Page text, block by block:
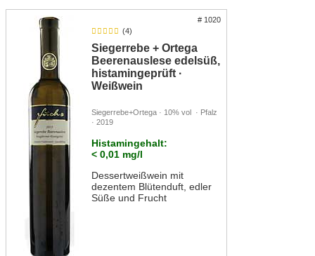
# 1020
(4)
Siegerrebe + Ortega
Beerenauslese edelsüß,
histamingeprüft ·
Weißwein
Siegerrebe+Ortega · 10% vol · Pfalz
· 2019
Histamingehalt:
< 0,01 mg/l
Dessertweißwein mit
dezentem Blütenduft, edler
Süße und Frucht